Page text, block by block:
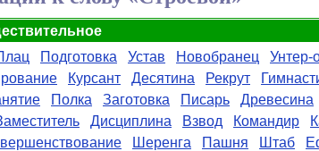
Подготовка Устав Новобранец Унтер-
Курсант Десятина Рекрут
Полка Заготовка Писарь Древесина
Дисциплина Взвод Командир
Шеренга Пашня Штаб